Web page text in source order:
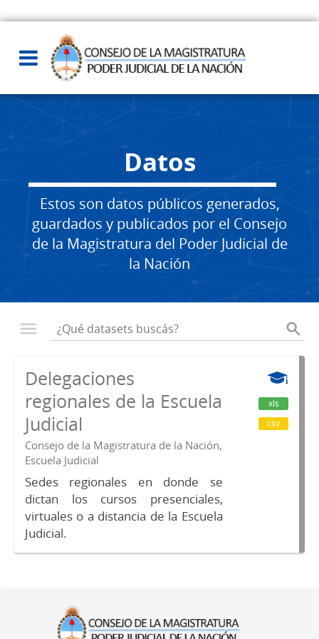
Datos
Estos son datos públicos generados,
guardados y publicados por el Consejo
de la Magistratura del Poder Judicial de
la Nación
Delegaciones
regionales de la Escuela
Judicial
Consejo de la Magistratura de la Nación,
Escuela Judicial
Sedes regionales en donde se
dictan los cursos presenciales,
virtuales o a distancia de la Escuela
Judicial.
xls
csv